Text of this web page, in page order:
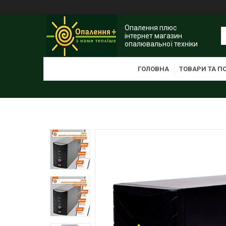
Опалення плюс
інтернет магазин
опалювальної техніки
ГОЛОВНА ТОВАРИ ТА